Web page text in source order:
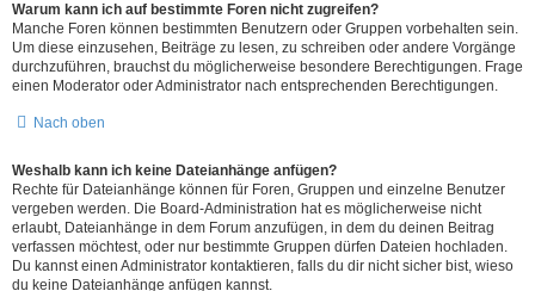
Warum kann ich auf bestimmte Foren nicht zugreifen?
Manche Foren können bestimmten Benutzern oder Gruppen vorbehalten sein.
Um diese einzusehen, Beiträge zu lesen, zu schreiben oder andere Vorgänge
durchzuführen, brauchst du möglicherweise besondere Berechtigungen. Frage
einen Moderator oder Administrator nach entsprechenden Berechtigungen.
Nach oben
Weshalb kann ich keine Dateianhänge anfügen?
Rechte für Dateianhänge können für Foren, Gruppen und einzelne Benutzer
vergeben werden. Die Board-Administration hat es möglicherweise nicht
erlaubt, Dateianhänge in dem Forum anzufügen, in dem du deinen Beitrag
verfassen möchtest, oder nur bestimmte Gruppen dürfen Dateien hochladen.
Du kannst einen Administrator kontaktieren, falls du dir nicht sicher bist, wieso
du keine Dateianhänge anfügen kannst.